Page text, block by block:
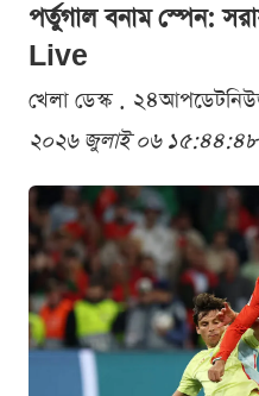
পর্তুগাল বনাম স্পেন:
Live
খেলা ডেস্ক .
২০২৬ জুলাই ০৬ ১৫:৪৪:৪৮